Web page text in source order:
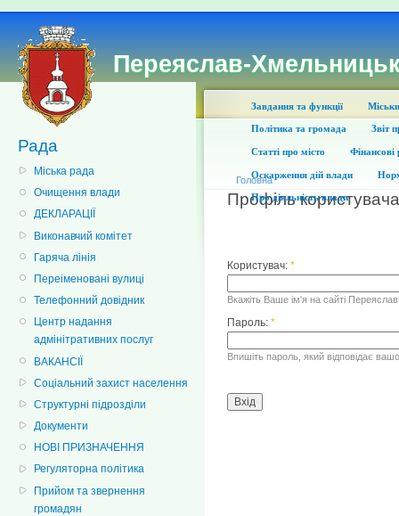
Переяслав-
Рада
Міська рада
Очищення влади
ДЕКЛАРАЦІЇ
Виконавчий комітет
Гаряча лінія
Переіменовані вулиці
Телефонний довідник
Центр надання
адмінітративних послуг
ВАКАНСІЇ
Соціальний захист населення
Структурні підрозділи
Документи
НОВІ ПРИЗНАЧЕННЯ
Регуляторна політика
Прийом та звернення
громадян
Завдання та функції
Політика та громада Звіт
Статті про місто Фінансові
Оскарження дій влади
Про діяльність влади
Головна
Профіль користувача
Користувач: *
Вкажіть Ваше ім'я на сайті
Пароль: *
Впишіть пароль, який відповідає